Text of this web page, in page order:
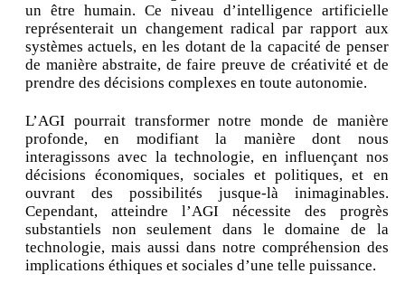
un être humain. Ce niveau d’intelligence artificielle
représenterait un changement radical par rapport aux
systèmes actuels, en les dotant de la capacité de penser
de manière abstraite, de faire preuve de créativité et de
prendre des décisions complexes en toute autonomie.
L’AGI pourrait transformer notre monde de manière
profonde, en modifiant la manière dont nous
interagissons avec la technologie, en influençant nos
décisions économiques, sociales et politiques, et en
ouvrant des possibilités jusque-là inimaginables.
Cependant, atteindre l’AGI nécessite des progrès
substantiels non seulement dans le domaine de la
technologie, mais aussi dans notre compréhension des
implications éthiques et sociales d’une telle puissance.